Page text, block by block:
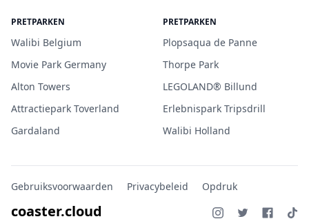
PRETPARKEN
Walibi Belgium
Movie Park Germany
Alton Towers
Attractiepark Toverland
Gardaland
PRETPARKEN
Plopsaqua de Panne
Thorpe Park
LEGOLAND® Billund
Erlebnispark Tripsdrill
Walibi Holland
Gebruiksvoorwaarden Privacybeleid Opdruk
coaster.cloud